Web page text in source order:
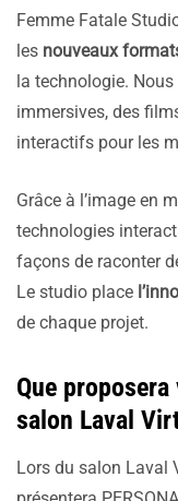
Femme Fatale
les nouveaux
la technologie.
immersives, des
interactifs pour les
Grâce à l’image en
technologies
façons de raconter
Le studio place
de chaque projet.
Que
salon Laval
Lors du salon Laval